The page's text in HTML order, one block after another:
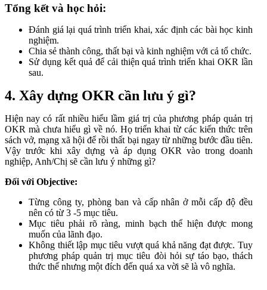
Tổng kết và học hỏi:
Đánh giá lại quá trình triển khai, xác định các bài học kinh
nghiệm.
Chia sẻ thành công, thất bại và kinh nghiệm với cả tổ chức.
Sử dụng kết quả để cải thiện quá trình triển khai OKR lần
sau.
4. Xây dựng OKR cần lưu ý gì?
Hiện nay có rất nhiều hiểu lầm giá trị của phương pháp quản trị
OKR mà chưa hiểu gì về nó. Họ triển khai từ các kiến thức trên
sách vở, mạng xã hội để rồi thất bại ngay từ những bước đầu tiên.
Vậy trước khi xây dựng và áp dụng OKR vào trong doanh
nghiệp, Anh/Chị sẽ cần lưu ý những gì?
Đối với Objective:
Từng công ty, phòng ban và cấp nhân ở mỗi cấp độ đều
nên có từ 3 -5 mục tiêu.
Mục tiêu phải rõ ràng, minh bạch thể hiện được mong
muốn của lãnh đạo.
Không thiết lập mục tiêu vượt quá khả năng đạt được. Tuy
phương pháp quản trị mục tiêu đòi hỏi sự táo bạo, thách
thức thế nhưng một đích đến quá xa vời sẽ là vô nghĩa.